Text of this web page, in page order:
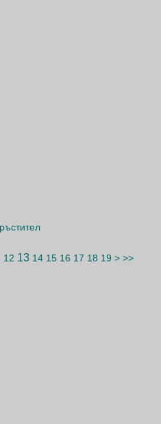
12 13 14 15 16 17 18 19 > >>